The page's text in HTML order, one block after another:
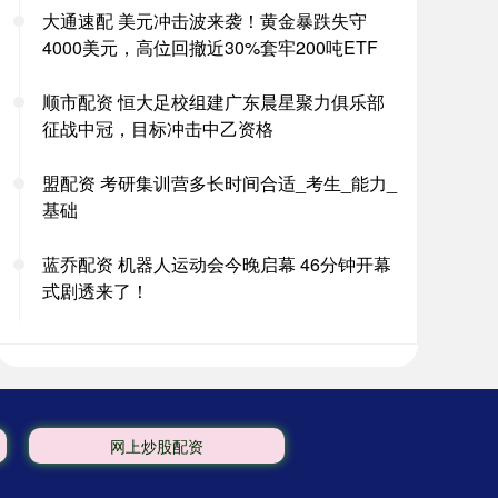
大通速配 美元冲击波来袭！黄金暴跌失守
4000美元，高位回撤近30%套牢200吨ETF
顺市配资 恒大足校组建广东晨星聚力俱乐部
征战中冠，目标冲击中乙资格
盟配资 考研集训营多长时间合适_考生_能力_
基础
蓝乔配资 机器人运动会今晚启幕 46分钟开幕
式剧透来了！
网上炒股配资